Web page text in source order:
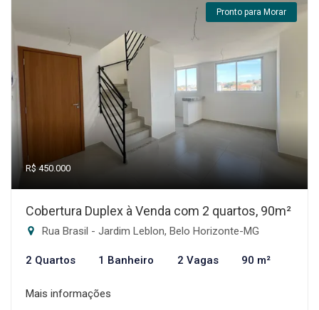
Pronto para Morar
R$ 450.000
Cobertura Duplex à Venda com 2 quartos, 90m²
Rua Brasil - Jardim Leblon, Belo Horizonte-MG
2 Quartos 1 Banheiro 2 Vagas 90 m²
Mais informações